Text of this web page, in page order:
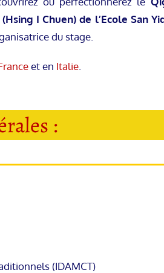
I Chuen) de l’Ecole San
du stage.
et en Italie
:
(IDAMCT)